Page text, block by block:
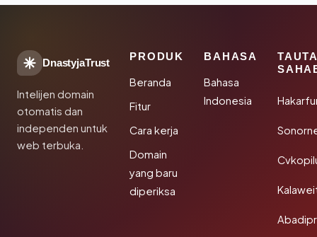
DnastyjaTrust
Intelijen domain
otomatis dan
independen untuk
web terbuka.
PRODUK
Beranda
Fitur
Cara kerja
Domain
yang baru
diperiksa
BAHASA
Bahasa
Indonesia